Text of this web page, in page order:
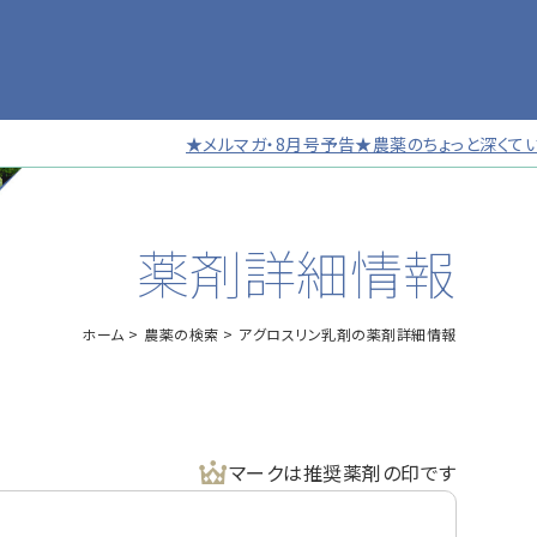
★メルマガ・8月号予告★農薬のちょっと深く
薬剤詳細情報
ホーム 農薬の検索 アグロスリン乳剤の薬剤詳細情報
マークは推奨薬剤の印です